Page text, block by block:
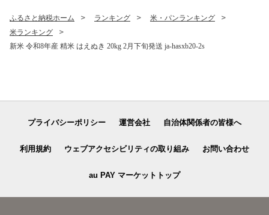
ふるさと納税ホーム ランキング
米・パンランキング
米ランキング
新米 令和8年産 精米 はえぬき 20kg 2月下旬発送 ja-hasxb20-2s
プライバシーポリシー 運営会社 自治体関係者の皆様へ
利用規約 ウェブアクセシビリティの取り組み お問い合わせ
au PAY マーケットトップ